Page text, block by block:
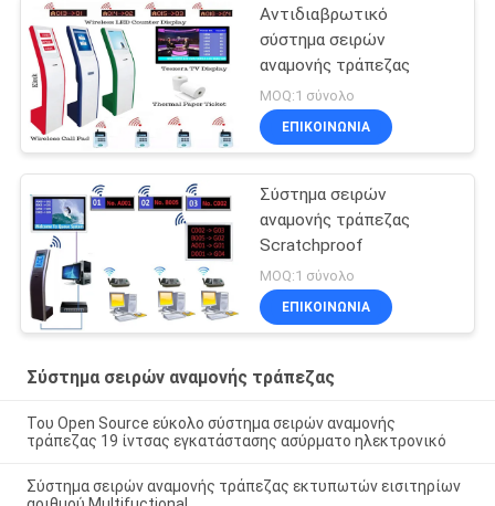
Αντιδιαβρωτικό
σύστημα σειρών
αναμονής τράπεζας
MOQ:1 σύνολο
ΕΠΙΚΟΙΝΩΝΊΑ
Σύστημα σειρών
αναμονής τράπεζας
Scratchproof
MOQ:1 σύνολο
ΕΠΙΚΟΙΝΩΝΊΑ
Σύστημα σειρών αναμονής τράπεζας
Του Open Source εύκολο σύστημα σειρών αναμονής
τράπεζας 19 ίντσας εγκατάστασης ασύρματο ηλεκτρονικό
Σύστημα σειρών αναμονής τράπεζας εκτυπωτών εισιτηρίων